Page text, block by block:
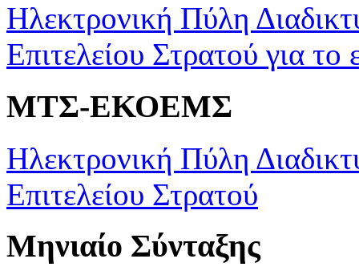
Ηλεκτρονική Πύλη
Επιτελείου Στρατού για το
ΜΤΣ-ΕΚΟΕΜΣ
Ηλεκτρονική Πύλη
Επιτελείου Στρατού
Μηνιαίο Σύνταξης